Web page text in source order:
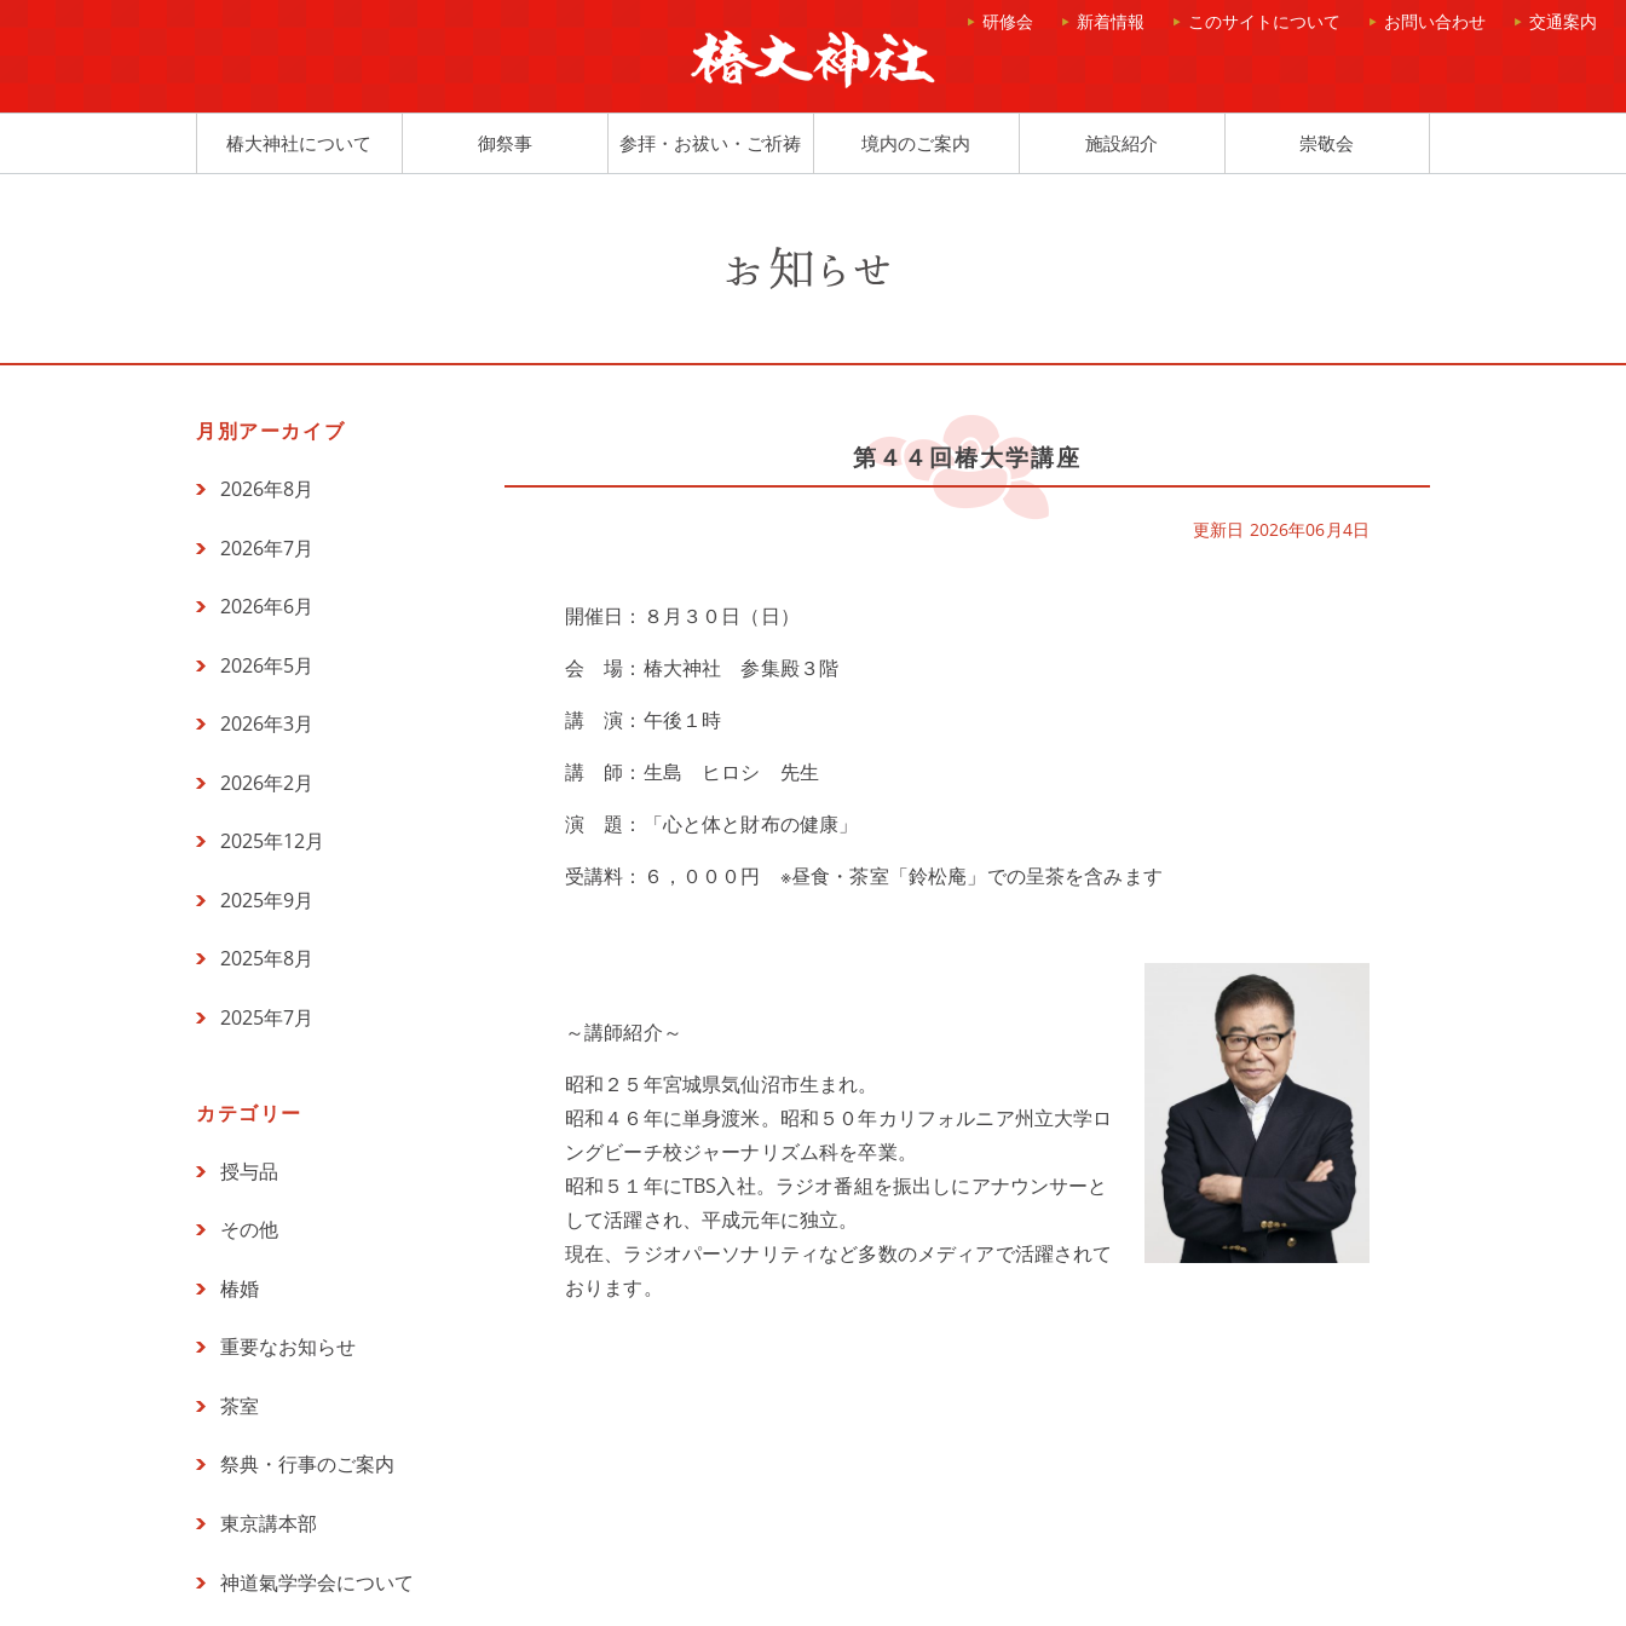
交通案内
お問い合わせ
このサイトについて
新着情報
研修会
椿大神社について 御祭事 参拝・お祓い・ご祈祷 境内のご案内 施設紹介 崇敬会
第４４回椿大学講座
更新日 2026年06月4日
開催日： ８月３０日（日）
会 場：椿大神社 参集殿３階
講 演：午後１時
講 師：生島 ヒロシ 先生
演 題：「心と体と財布の健康」
受講料：６，０００円 ※昼食・茶室「鈴松庵」での呈茶を含みます
～講師紹介～
昭和２５年宮城県気仙沼市生まれ。
昭和４６年に単身渡米。昭和５０年カリフォルニア州立大学ロ
ングビーチ校ジャーナリズム科を卒業。
昭和５１年にTBS入社。ラジオ番組を振出しにアナウンサーと
して活躍され、平成元年に独立。
現在、ラジオパーソナリティなど多数のメディアで活躍されて
おります。
月別アーカイブ
2026年8月
2026年7月
2026年6月
2026年5月
2026年3月
2026年2月
2025年12月
2025年9月
2025年8月
2025年7月
カテゴリー
授与品
その他
椿婚
重要なお知らせ
茶室
祭典・行事のご案内
東京講本部
神道氣学学会について